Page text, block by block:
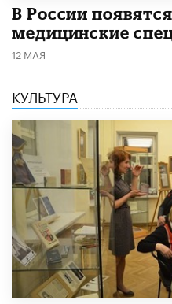
В России
медицинские
12 МАЯ
КУЛЬТУРА